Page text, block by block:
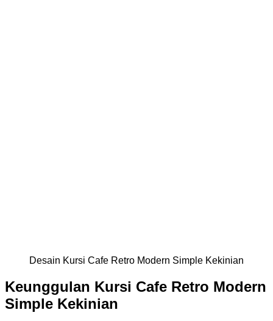
Desain Kursi Cafe Retro Modern Simple Kekinian
Keunggulan Kursi Cafe Retro Modern
Simple Kekinian